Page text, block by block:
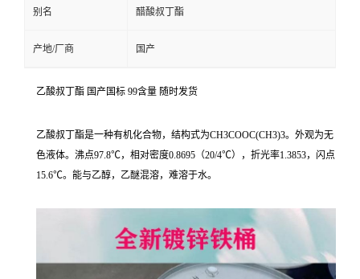
别名 醋酸叔丁酯
产地/厂商 国产
乙酸叔丁酯 国产国标 99含量 随时发货
乙酸叔丁酯是一种有机化合物，结构式为CH3COOC(CH3)3。外观为无
色液体。沸点97.8℃，相对密度0.8695（20/4℃），折光率1.3853，闪点
15.6℃。能与乙醇，乙醚混溶，难溶于水。